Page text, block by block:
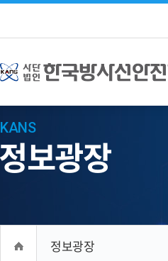
KANS
보광장
정보광장